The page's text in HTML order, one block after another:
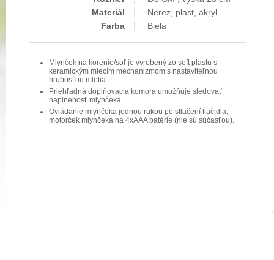
Materiál
Nerez, plast, akryl
Farba
Biela
Mlynček na korenie/soľ je vyrobený zo soft plastu s
keramickým mlecím mechanizmom s nastaviteľnou
hrubosťou mletia.
Priehľadná doplňovacia komora umožňuje sledovať
naplnenosť mlynčeka.
Ovládanie mlynčeka jednou rukou po stlačení tlačidla,
motorček mlynčeka na 4xAAA batérie (nie sú súčasťou).